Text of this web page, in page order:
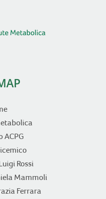
ACPG
Rossi
Mammoli
Ferrara